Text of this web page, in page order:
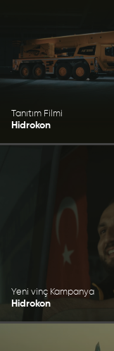
Tanıtım Filmi
Hidrokon
Yeni vinç Kampanya
Hidrokon